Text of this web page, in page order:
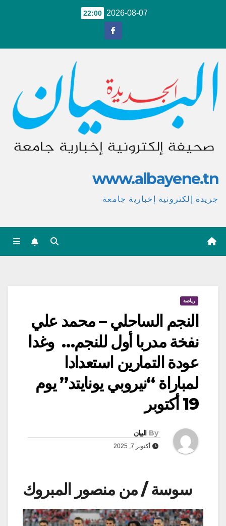
2026-08-07
22:00
www.albayene.tn
جريدة إلكترونية إخبارية جامعة
رياضة
النجم الساحلي – محمد علي
نفخة مدربا أول للنجم… وغدا
عودة التمارين استعدادا
لمباراة “نيروبي يونايتد” يوم
19 أكتوبر
By البيان
أكتوبر 7, 2025
سوسة / من منصور المبروك